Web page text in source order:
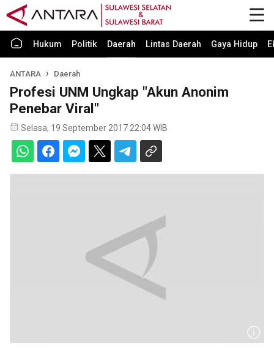
Hukum Politik Daerah Lintas Daerah Gaya Hidup
ANTARA Daerah
Profesi UNM Ungkap "Akun Anonim
Penebar Viral"
Selasa, 19 September 2017 22:04 WIB